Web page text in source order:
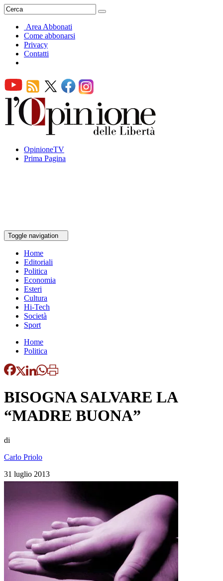
Area Abbonati
Come abbonarsi
Privacy
Contatti
OpinioneTV
Prima Pagina
Toggle navigation
Home
Editoriali
Politica
Economia
Esteri
Cultura
Hi-Tech
Società
Sport
Home
Politica
BISOGNA SALVARE LA
“MADRE BUONA”
di
Carlo Priolo
31 luglio 2013